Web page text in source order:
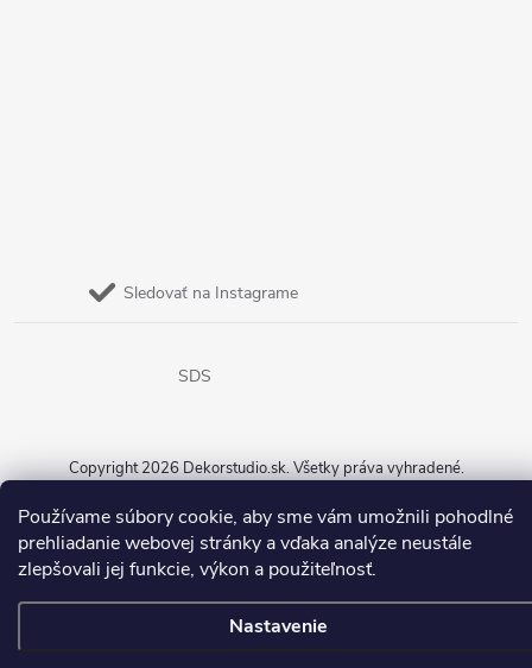
Používame súbory cookie, aby sme vám umožnili pohodlné
prehliadanie webovej stránky a vďaka analýze neustále
zlepšovali jej funkcie, výkon a použiteľnosť.
Nastavenie
Sledovať na Instagrame
SDS
Vytvoril Shoptet
Copyright 2026Dekorstudio.sk. Všetky práva vyhradené.